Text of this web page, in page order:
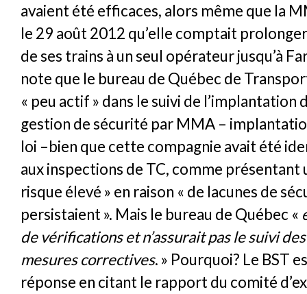
avaient été efficaces, alors même que la
le 29 août 2012 qu’elle comptait
de ses trains à un seul opérateur jusqu’à
note que le bureau de Québec de
« peu actif » dans le suivi de l’implantation
gestion de sécurité par MMA –
loi –bien que cette compagnie avait été
aux inspections de TC, comme présentant
risque élevé » en raison « de lacunes de
persistaient ». Mais le bureau de Québec «
de vérifications et n’assurait pas le suivi
mesures correctives. » Pourquoi? Le BST
réponse en citant le rapport du comité